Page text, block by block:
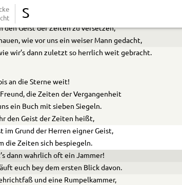
S
es ist ein groß Ergetzen,
den Geist der Zeiten zu versetzen;
wie vor uns ein weiser Mann ge­dacht,
wir’s dann zuletzt so herrlich weit ge­bracht.
an die Sterne weit!
die Zeiten der Vergangen­heit
ein Buch mit sieben Siegeln.
den Geist der Zeiten heißt,
im Grund der Herren eigner Geist,
die Zeiten sich bespiegeln.
dann wahrlich oft ein Jammer!
euch bey dem ersten Blick davon.
und eine Rumpelkammer,